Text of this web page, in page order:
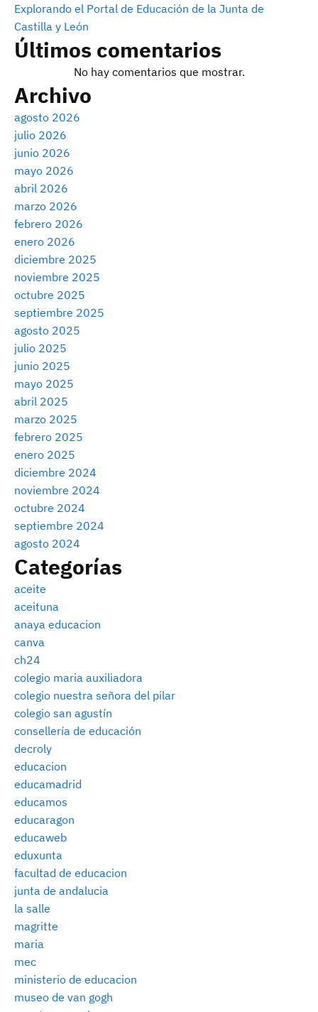
Explorando el Portal de Educación de la Junta de
Castilla y León
Últimos comentarios
No hay comentarios que mostrar.
Archivo
agosto 2026
julio 2026
junio 2026
mayo 2026
abril 2026
marzo 2026
febrero 2026
enero 2026
diciembre 2025
noviembre 2025
octubre 2025
septiembre 2025
agosto 2025
julio 2025
junio 2025
mayo 2025
abril 2025
marzo 2025
febrero 2025
enero 2025
diciembre 2024
noviembre 2024
octubre 2024
septiembre 2024
agosto 2024
Categorías
aceite
aceituna
anaya educacion
canva
ch24
colegio maria auxiliadora
colegio nuestra señora del pilar
colegio san agustín
consellería de educación
decroly
educacion
educamadrid
educamos
educaragon
educaweb
eduxunta
facultad de educacion
junta de andalucia
la salle
magritte
maria
mec
ministerio de educacion
museo de van gogh